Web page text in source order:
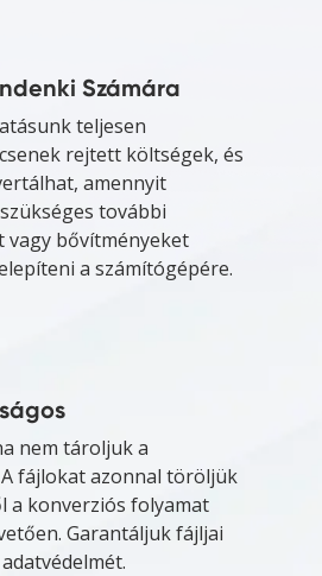
Számára
teljesen
rejtett költségek, és
amennyit
további
vagy bővítményeket
a számítógépére.
nem tároljuk a
fájlokat azonnal töröljük
a konverziós folyamat
Garantáljuk fájljai